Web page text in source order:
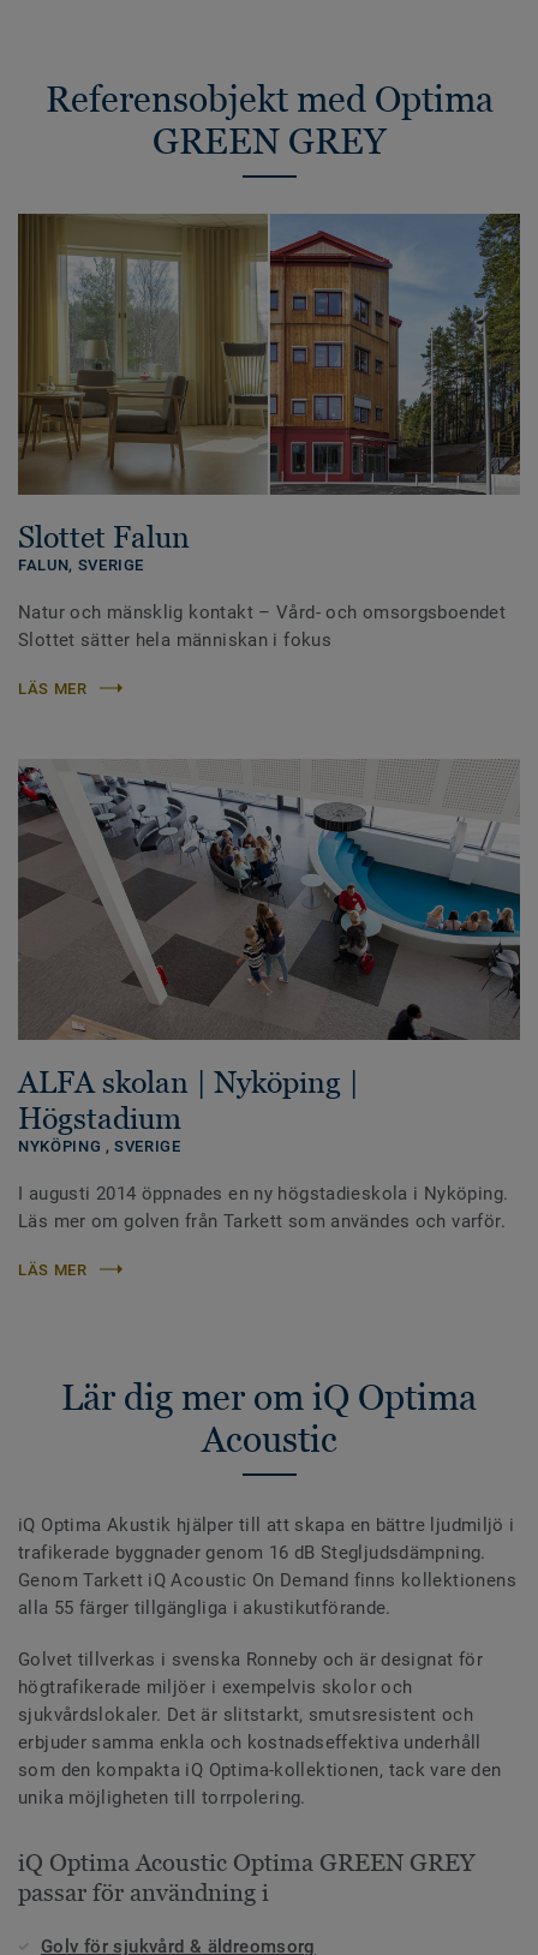
Referensobjekt med Optima
GREEN GREY
Slottet Falun
FALUN, SVERIGE
Natur och mänsklig kontakt – Vård- och omsorgsboendet
Slottet sätter hela människan i fokus
LÄS MER
ALFA skolan | Nyköping |
Högstadium
NYKÖPING ,SVERIGE
I augusti 2014 öppnades en ny högstadieskola i Nyköping.
Läs mer om golven från Tarkett som användes och varför.
LÄS MER
Lär dig mer om iQ Optima
Acoustic
iQ Optima Akustik hjälper till att skapa en bättre ljudmiljö i
trafikerade byggnader genom 16 dB Stegljudsdämpning.
Genom Tarkett iQ Acoustic On Demand finns kollektionens
alla 55 färger tillgängliga i akustikutförande.
Golvet tillverkas i svenska Ronneby och är designat för
högtrafikerade miljöer i exempelvis skolor och
sjukvårdslokaler. Det är slitstarkt, smutsresistent och
erbjuder samma enkla och kostnadseffektiva underhåll
som den kompakta iQ Optima-kollektionen, tack vare den
unika möjligheten till torrpolering.
iQ Optima Acoustic Optima GREEN GREY
passar för användning i
Golv för sjukvård & äldreomsorg